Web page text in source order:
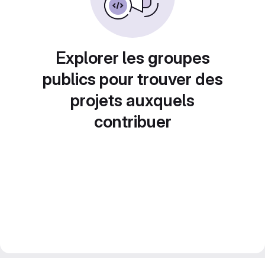
Explorer les groupes
publics pour trouver des
projets auxquels
contribuer